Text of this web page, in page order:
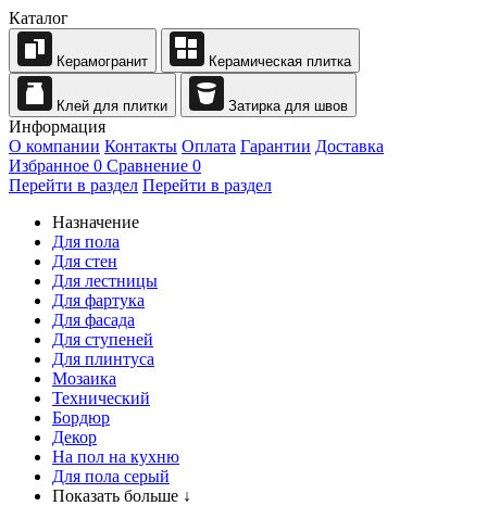
Каталог
Керамогранит Керамическая плитка
Клей для плитки Затирка для швов
Информация
О компании Контакты Оплата Гарантии Доставка
Избранное 0 Сравнение 0
Перейти в раздел Перейти в раздел
Назначение
Для пола
Для стен
Для лестницы
Для фартука
Для фасада
Для ступеней
Для плинтуса
Мозаика
Технический
Бордюр
Декор
На пол на кухню
Для пола серый
Показать больше ↓